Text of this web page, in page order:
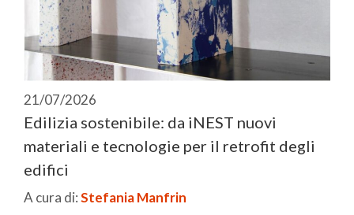
21/07/2026
Edilizia sostenibile: da iNEST nuovi
materiali e tecnologie per il retrofit degli
edifici
A cura di:Stefania Manfrin